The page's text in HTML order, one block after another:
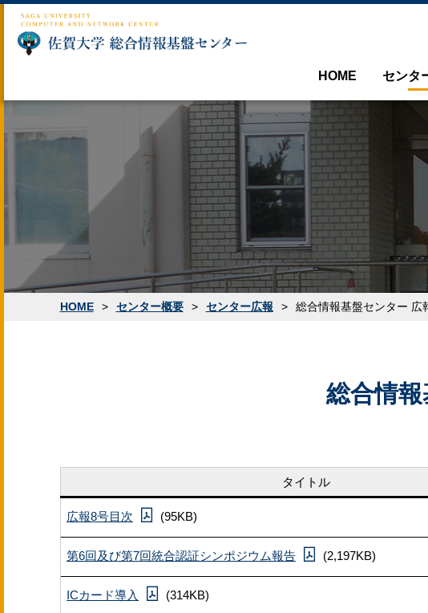
HOME センタ
センター概要
沿革
目的・業務内容
システム紹介
センター利用案内
センターの利用について
Microsoft包括ライセンス利用案内
パスワードについて
新入生及び編入生、大学院生
HOME > センター概要 > センター広報 > 総合情報基盤センター 広
総合情
タイトル
広報8号目次 (95KB)
第6回及び第7回統合認証シンポジウム報告 (2,197KB)
ICカード導入 (314KB)